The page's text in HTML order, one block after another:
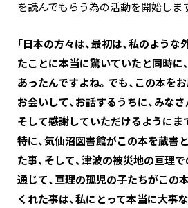
を読んでもらう為の活動を開始しま
「 日本の方々は、最初は、私のよう
たことに本当に驚いていたと同時に
あったんですよね。でも、この本を
お会いして、お話するうちに、みなさ
そして感謝していただけるようにま
特に、気仙沼図書館がこの本を蔵書
た事、そして、津波の被災地の亘理
通じて、亘理の孤児の子たちがこの
くれた事は、私にとって本当に大事